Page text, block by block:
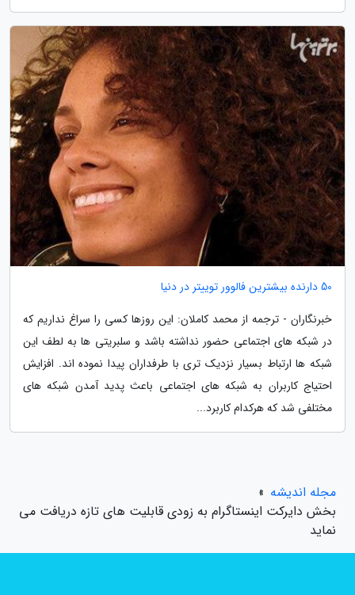
50 دارنده بیشترین فالوور توییتر در دنیا
خبرنگاران - ترجمه از محمد کاملان: این روزها کسی را سراغ نداریم که
در شبکه های اجتماعی حضور نداشته باشد و سلبریتی ها به لطف این
شبکه ها ارتباط بسیار نزدیک تری با طرفداران پیدا نموده اند. افزایش
احتیاج کاربران به شبکه های اجتماعی باعث پدید آمدن شبکه های
مختلفی شد که هرکدام کاربرد...
مجله اندیشه »
بخش دایرکت اینستاگرام به زودی قابلیت های تازه دریافت می
نماید